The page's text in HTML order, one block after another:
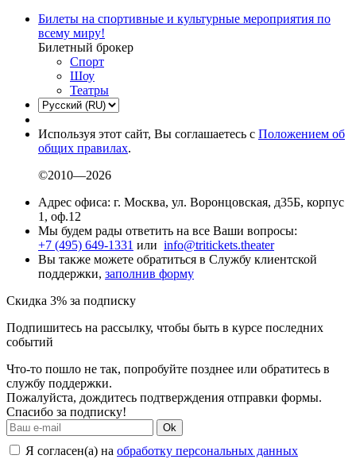
Билеты на спортивные и культурные мероприятия по
всему миру!
Билетный брокер
Спорт
Шоу
Театры
Используя этот сайт, Вы соглашаетесь с Положением об
общих правилах.
©2010—2026
Адрес офиса: г. Москва, ул. Воронцовская, д35Б, корпус
1, оф.12
Мы будем рады ответить на все Ваши вопросы:
+7 (495) 649-1331 или info@tritickets.theater
Вы также можете обратиться в Службу клиентской
поддержки, заполнив форму
Скидка 3% за подписку
Подпишитесь на рассылку, чтобы быть в курсе последних
событий
Что-то пошло не так, попробуйте позднее или обратитесь в
службу поддержки.
Пожалуйста, дождитесь подтверждения отправки формы.
Спасибо за подписку!
Ok
Я согласен(а) на обработку персональных данных